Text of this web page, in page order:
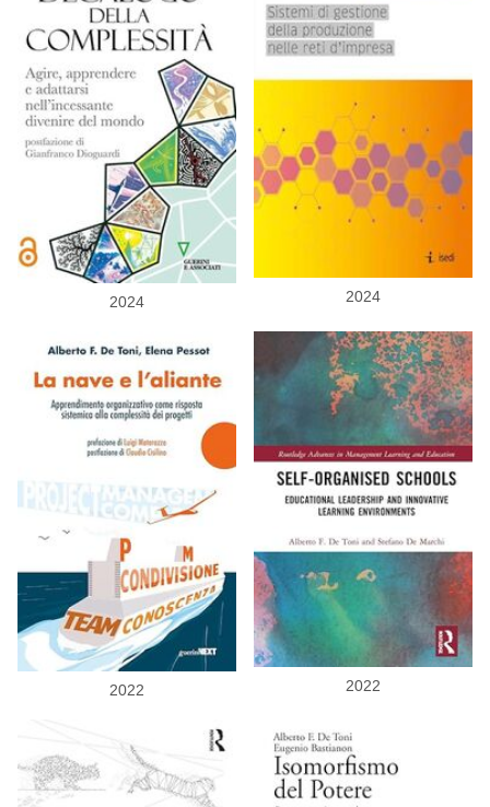
2024 2024
2022 2022